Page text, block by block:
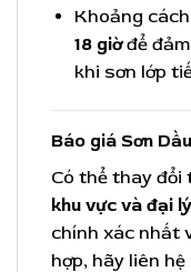
Khoảng
18 giờđể
khi sơn lớp
Báo giá Sơn
Có thể thay đổi
khu vực và đại
chính xác nhất
hợp, hãy liên hệ